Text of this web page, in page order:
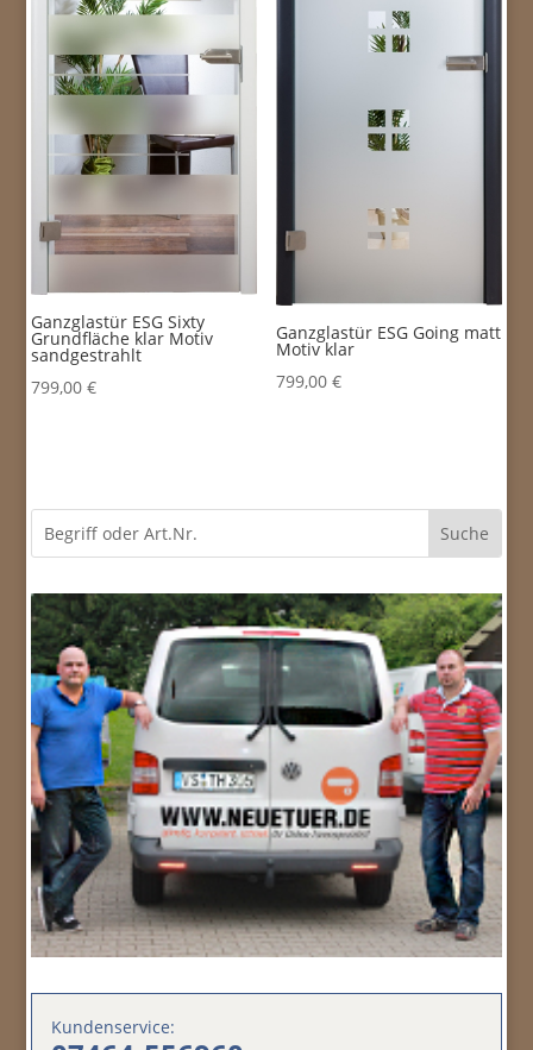
Ganzglastür ESG Sixty
Grundfläche klar Motiv
sandgestrahlt
799,00€
Ganzglastür ESG Going matt
Motiv klar
799,00 €
Kundenservice: